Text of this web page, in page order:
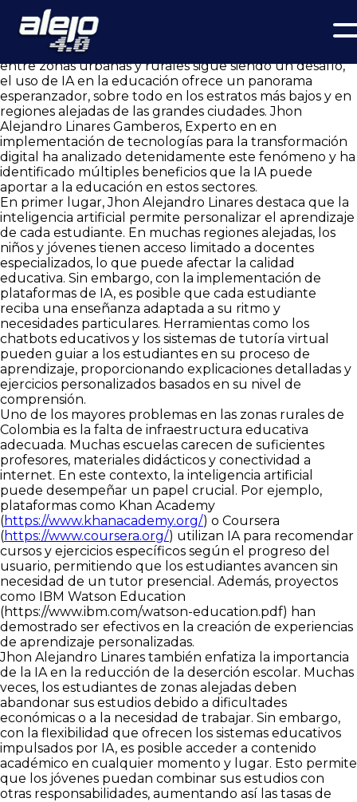
La inteligencia artificial (IA) ha irrumpido con fuerza en
diversos sectores de la sociedad, y la educación no ha sido la
excepción.
En un país como Colombia, donde la brecha educativa
entre zonas urbanas y rurales sigue siendo un desafío,
el uso de IA en la educación ofrece un panorama
esperanzador, sobre todo en los estratos más bajos y en
regiones alejadas de las grandes ciudades. Jhon
Alejandro Linares Gamberos, Experto en en
implementación de tecnologías para la transformación
digital ha analizado detenidamente este fenómeno y ha
identificado múltiples beneficios que la IA puede
aportar a la educación en estos sectores.
En primer lugar, Jhon Alejandro Linares destaca que la
inteligencia artificial permite personalizar el aprendizaje
de cada estudiante. En muchas regiones alejadas, los
niños y jóvenes tienen acceso limitado a docentes
especializados, lo que puede afectar la calidad
educativa. Sin embargo, con la implementación de
plataformas de IA, es posible que cada estudiante
reciba una enseñanza adaptada a su ritmo y
necesidades particulares. Herramientas como los
chatbots educativos y los sistemas de tutoría virtual
pueden guiar a los estudiantes en su proceso de
aprendizaje, proporcionando explicaciones detalladas y
ejercicios personalizados basados en su nivel de
comprensión.
Uno de los mayores problemas en las zonas rurales de
Colombia es la falta de infraestructura educativa
adecuada. Muchas escuelas carecen de suficientes
profesores, materiales didácticos y conectividad a
internet. En este contexto, la inteligencia artificial
puede desempeñar un papel crucial. Por ejemplo,
plataformas como Khan Academy
(https://www.khanacademy.org/) o Coursera
(https://www.coursera.org/) utilizan IA para recomendar
cursos y ejercicios específicos según el progreso del
usuario, permitiendo que los estudiantes avancen sin
necesidad de un tutor presencial. Además, proyectos
como IBM Watson Education
(https://www.ibm.com/watson-education.pdf) han
demostrado ser efectivos en la creación de experiencias
de aprendizaje personalizadas.
Jhon Alejandro Linares también enfatiza la importancia
de la IA en la reducción de la deserción escolar. Muchas
veces, los estudiantes de zonas alejadas deben
abandonar sus estudios debido a dificultades
económicas o a la necesidad de trabajar. Sin embargo,
con la flexibilidad que ofrecen los sistemas educativos
impulsados por IA, es posible acceder a contenido
académico en cualquier momento y lugar. Esto permite
que los jóvenes puedan combinar sus estudios con
otras responsabilidades, aumentando así las tasas de